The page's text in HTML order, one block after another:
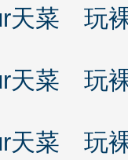
天菜 玩
天菜 玩
天菜 玩